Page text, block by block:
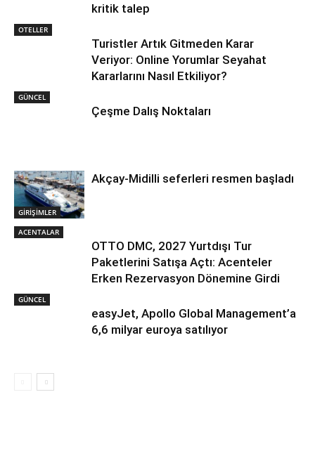
kritik talep
OTELLER
Turistler Artık Gitmeden Karar
Veriyor: Online Yorumlar Seyahat
Kararlarını Nasıl Etkiliyor?
GÜNCEL
Çeşme Dalış Noktaları
GİRİŞİMLER
Akçay-Midilli seferleri resmen başladı
ACENTALAR
OTTO DMC, 2027 Yurtdışı Tur
Paketlerini Satışa Açtı: Acenteler
Erken Rezervasyon Dönemine Girdi
GÜNCEL
easyJet, Apollo Global Management’a
6,6 milyar euroya satılıyor